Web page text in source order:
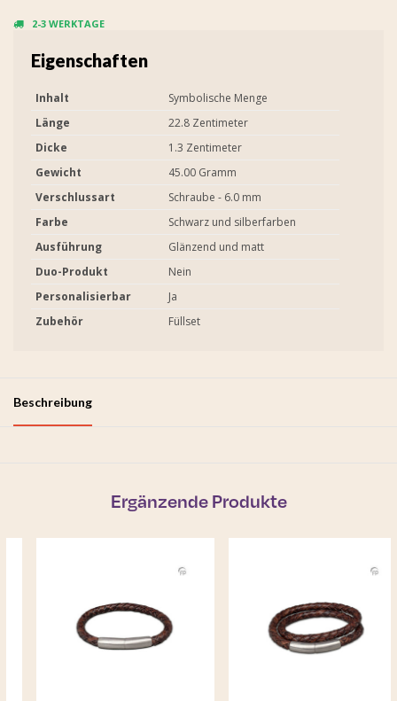
2-3 WERKTAGE
Eigenschaften
Inhalt
Symbolische Menge
Länge
22.8 Zentimeter
Dicke
1.3 Zentimeter
Gewicht
45.00 Gramm
Verschlussart
Schraube - 6.0 mm
Farbe
Schwarz und silberfarben
Ausführung
Glänzend und matt
Duo-Produkt
Nein
Personalisierbar
Ja
Zubehör
Füllset
Beschreibung
Ergänzende Produkte